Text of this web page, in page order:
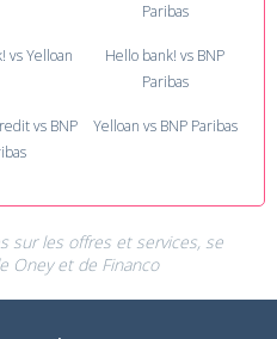
Paribas
vs Yelloan
Hello bank! vs BNP
Paribas
vs BNP
Yelloan vs BNP Paribas
sur les offres et services, se
Oneyet de Financo